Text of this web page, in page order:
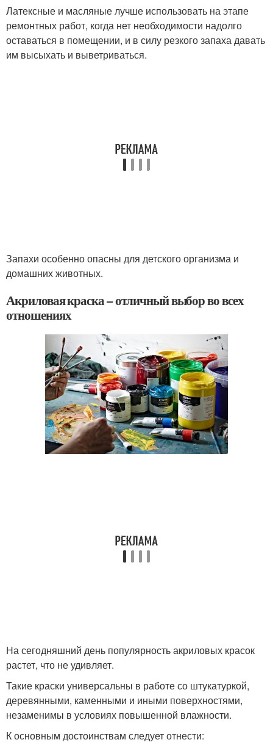
Латексные и масляные лучше использовать на этапе
ремонтных работ, когда нет необходимости надолго
оставаться в помещении, и в силу резкого запаха давать
им высыхать и выветриваться.
Запахи особенно опасны для детского организма и
домашних животных.
Акриловая краска – отличный выбор во всех
отношениях
На сегодняшний день популярность акриловых красок
растет, что не удивляет.
Такие краски универсальны в работе со штукатуркой,
деревянными, каменными и иными поверхностями,
незаменимы в условиях повышенной влажности.
К основным достоинствам следует отнести: